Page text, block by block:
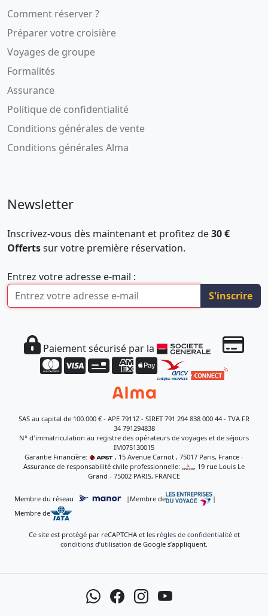
Comment réserver ?
Préparer votre croisière
Voyages de groupe
Formalités
Assurance
Politique de confidentialité
Conditions générales de vente
Conditions générales Alma
Newsletter
Inscrivez-vous dès maintenant et profitez de30 €
Offertssur votre première réservation.
Entrez votre adresse e-mail :
S'inscrire
Paiement sécurisé par la
SAS au capital de 100.000 € - APE 7911Z - SIRET 791 294 838 000 44 - TVA FR
34 791294838
N° d'immatriculation au registre des opérateurs de voyages et de séjours
IM075130015
Garantie Financière:
, 15 Avenue Carnot , 75017 Paris, France -
Assurance de responsabilité civile professionnelle:
, 19 rue Louis Le
Grand - 75002 PARIS, FRANCE
Membre du réseau | Membre de
|
Membre de
Ce site est protégé par reCAPTCHA et les règles de confidentialitéet
conditions d’utilisation de Google s’appliquent.